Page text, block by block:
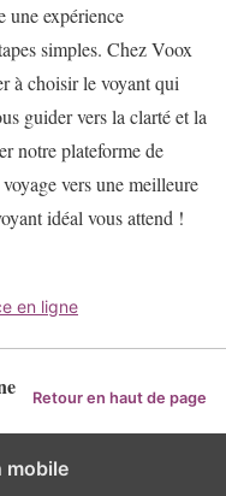
une expérience
simples. Chez Voox
à choisir le voyant qui
guider vers la clarté et la
notre plateforme de
vers une meilleure
idéal vous attend !
en ligne
Retour en haut de page
mobile